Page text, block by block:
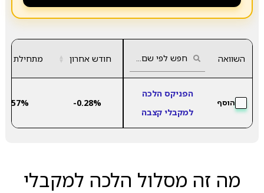
השוואה חודש אחרון ▲
▼ מתחילת
הוסף
הפניקס הלכה
למקבלי קצבה
-0.28%
3.57%
מה זה מסלול הלכה למקבלי